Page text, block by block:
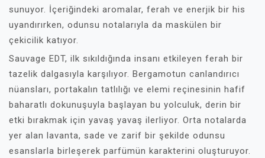
sunuyor. İçeriğindeki aromalar, ferah ve enerjik bir his
uyandırırken, odunsu notalarıyla da maskülen bir
çekicilik katıyor.
Sauvage EDT, ilk sıkıldığında insanı etkileyen ferah bir
tazelik dalgasıyla karşılıyor. Bergamotun canlandırıcı
nüansları, portakalın tatlılığı ve elemi reçinesinin hafif
baharatlı dokunuşuyla başlayan bu yolculuk, derin bir
etki bırakmak için yavaş yavaş ilerliyor. Orta notalarda
yer alan lavanta, sade ve zarif bir şekilde odunsu
esanslarla birleşerek parfümün karakterini oluşturuyor.